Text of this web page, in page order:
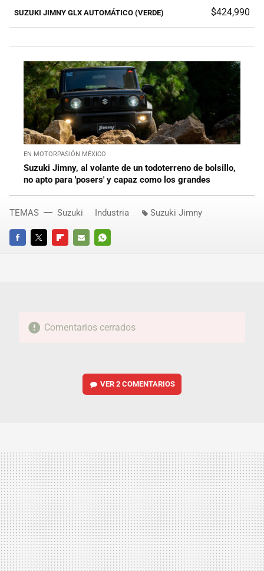
SUZUKI JIMNY GLX AUTOMÁTICO (VERDE) $424,990
EN MOTORPASIÓN MÉXICO
Suzuki Jimny, al volante de un todoterreno de bolsillo,
no apto para 'posers' y capaz como los grandes
FACEBOOKTWITTERFLIPBOARD
E-
WHATSAPP
TEMAS Suzuki Industria Suzuki Jimny
Comentarios cerrados
VER2 COMENTARIOS